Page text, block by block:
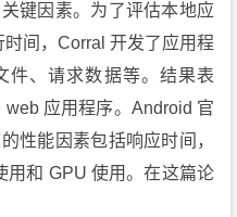
键因素。为了评估本地应
间，Corral 开发了应用程
件、请求数据等。结果表
应用程序。Android 官
性能因素包括响应时间，
用和 GPU 使用。在这篇论